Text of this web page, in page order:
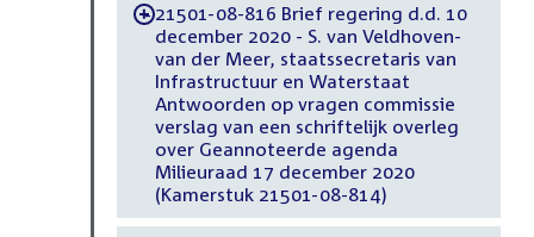
-21501-08-816 Brief regering d.d. 10
december 2020 - S. van Veldhoven-
van der Meer, staatssecretaris van
Infrastructuur en Waterstaat
Antwoorden op vragen commissie
verslag van een schriftelijk overleg
over Geannoteerde agenda
Milieuraad 17 december 2020
(Kamerstuk 21501-08-814)